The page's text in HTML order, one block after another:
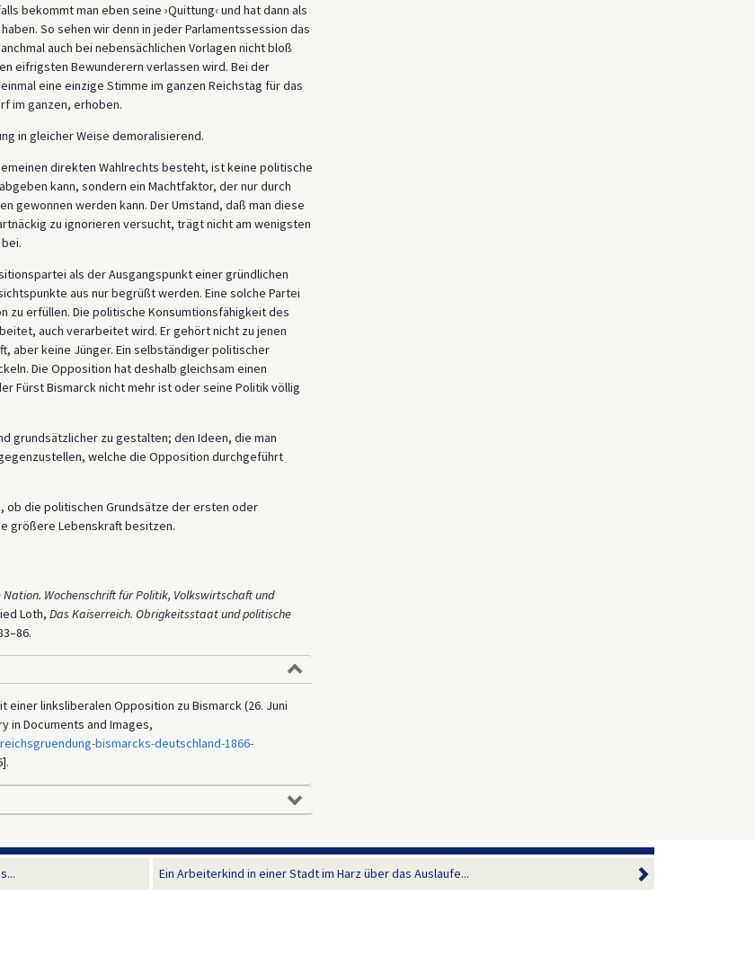
bekommt man eben seine ›Quittung‹ und hat dann als
So sehen wir denn in jeder Parlamentssession das
auch bei nebensächlichen Vorlagen nicht bloß
eifrigsten Bewunderern verlassen wird. Bei der
eine einzige Stimme im ganzen Reichstag für das
im ganzen, erhoben.
in gleicher Weise demoralisierend.
direkten Wahlrechts besteht, ist keine politische
kann, sondern ein Machtfaktor, der nur durch
gewonnen werden kann. Der Umstand, daß man diese
zu ignorieren versucht, trägt nicht am wenigsten
als der Ausgangspunkt einer gründlichen
aus nur begrüßt werden. Eine solche Partei
zu erfüllen. Die politische Konsumtionsfähigkeit des
auch verarbeitet wird. Er gehört nicht zu jenen
aber keine Jünger. Ein selbständiger politischer
Die Opposition hat deshalb gleichsam einen
Fürst Bismarck nicht mehr ist oder seine Politik völlig
grundsätzlicher zu gestalten; den Ideen, die man
welche die Opposition durchgeführt
ob die politischen Grundsätze der ersten oder
größere Lebenskraft besitzen.
Nation. Wochenschrift für Politik, Volkswirtschaft und
Loth, Das Kaiserreich. Obrigkeitsstaat und politische
linksliberalen Opposition zu Bismarck (26. Juni
in Documents and Images,
bismarcks-deutschland-1866-
Ein Arbeiterkind in einer Stadt im Harz über das Auslaufe...